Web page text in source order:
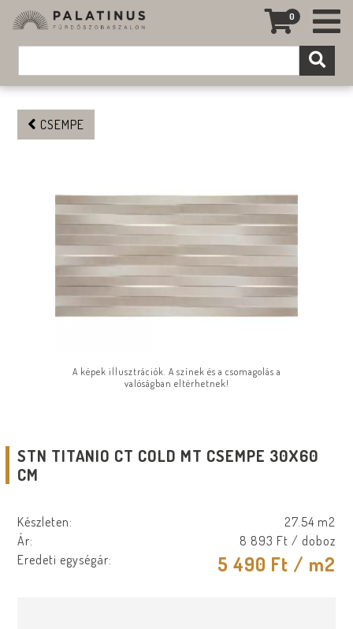
0
CSEMPE
A képek illusztrációk. A színek és a csomagolás a
valóságban eltérhetnek!
STN TITANIO CT COLD MT CSEMPE 30X60
CM
Készleten:
27.54 m2
Ár:
8 893 Ft / doboz
Eredeti egységár:
5 490 Ft / m2